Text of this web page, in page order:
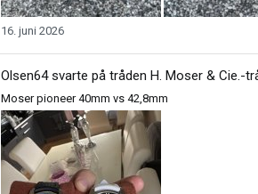
16. juni 2026
Olsen64svarte på tråden H. Moser & Cie.-
Moser pioneer 40mm vs 42,8mm